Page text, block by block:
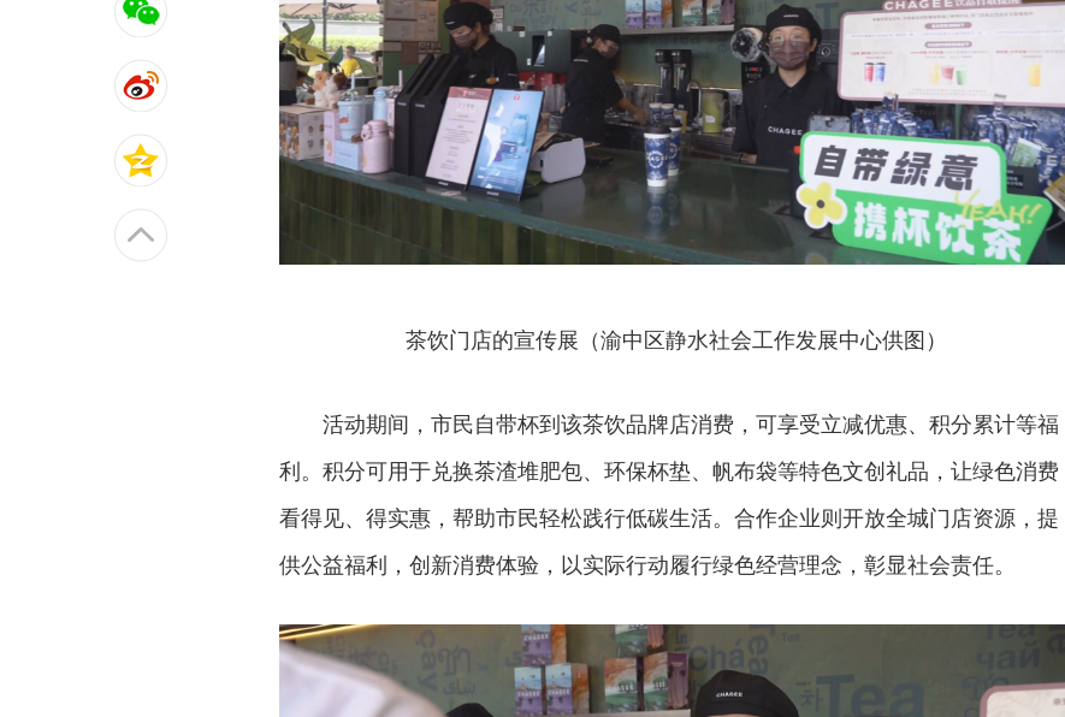
茶饮门店的宣传展（渝中区静水社会工作发展中心供图）
活动期间，市民自带杯到该茶饮品牌店消费，可享受立减优惠、积分累计等福
利。积分可用于兑换茶渣堆肥包、环保杯垫、帆布袋等特色文创礼品，让绿色消费
看得见、得实惠，帮助市民轻松践行低碳生活。合作企业则开放全城门店资源，提
供公益福利，创新消费体验，以实际行动履行绿色经营理念，彰显社会责任。